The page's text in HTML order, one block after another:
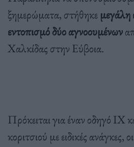
ξημερώματα, στήθηκε μεγάλη
εντοπισμό δύο αγνοουμένων
Χαλκίδας στην Εύβοια.
Πρόκειται για έναν οδηγό ΙΧ
κοριτσιού με ειδικές ανάγκες,